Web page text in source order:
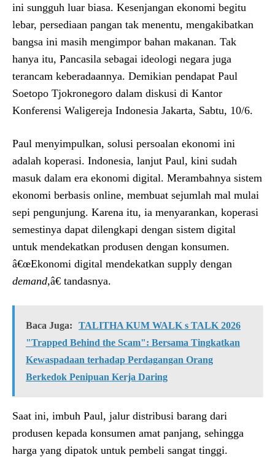
ini sungguh luar biasa. Kesenjangan ekonomi begitu
lebar, persediaan pangan tak menentu, mengakibatkan
bangsa ini masih mengimpor bahan makanan. Tak
hanya itu, Pancasila sebagai ideologi negara juga
terancam keberadaannya. Demikian pendapat Paul
Soetopo Tjokronegoro dalam diskusi di Kantor
Konferensi Waligereja Indonesia Jakarta, Sabtu, 10/6.
Paul menyimpulkan, solusi persoalan ekonomi ini
adalah koperasi. Indonesia, lanjut Paul, kini sudah
masuk dalam era ekonomi digital. Merambahnya sistem
ekonomi berbasis online, membuat sejumlah mal mulai
sepi pengunjung. Karena itu, ia menyarankan, koperasi
semestinya dapat dilengkapi dengan sistem digital
untuk mendekatkan produsen dengan konsumen.
â€œEkonomi digital mendekatkan supply dengan
demand,â€ tandasnya.
Baca Juga:
TALITHA KUM WALK s TALK 2026
"Trapped Behind the Scam": Bersama Tingkatkan
Kewaspadaan terhadap Perdagangan Orang
Berkedok Penipuan Kerja Daring
Saat ini, imbuh Paul, jalur distribusi barang dari
produsen kepada konsumen amat panjang, sehingga
harga yang dipatok untuk pembeli sangat tinggi.